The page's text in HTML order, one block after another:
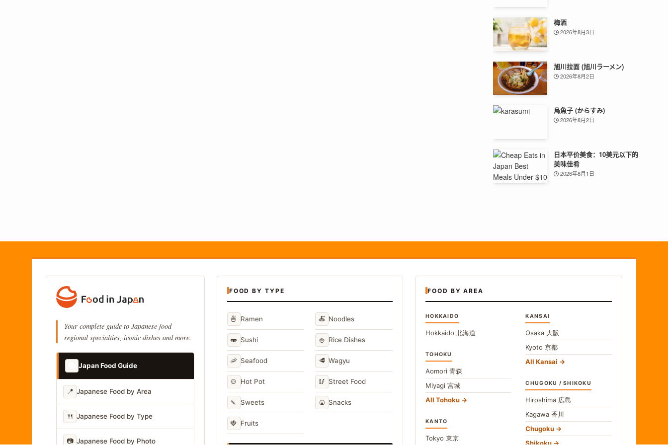
梅酒
2026年8月3日
旭川拉面 (旭川ラーメン)
2026年8月2日
烏魚子 (からすみ)
2026年8月2日
日本平价美食：10美元以下的
美味佳肴
2026年8月1日
Your complete guide to Japanese food
regional specialties, iconic dishes and more.
Japan Food Guide
📍 Japanese Food by Area
🍴 Japanese Food by Type
📷 Japanese Food by Photo
FOOD BY TYPE
🍜 Ramen 🍝 Noodles
🍣 Sushi 🍚 Rice Dishes
🦐 Seafood 🥩 Wagyu
🍲 Hot Pot 🥢 Street Food
🍡 Sweets 🍘 Snacks
🍓 Fruits
FOOD BY AREA
HOKKAIDO
Hokkaido 北海道
TOHOKU
Aomori 青森
Miyagi 宮城
All Tohoku
KANTO
Tokyo 東京
KANSAI
Osaka 大阪
Kyoto京都
All Kansai
CHUGOKU / SHIKOKU
Hiroshima 広島
Kagawa香川
Chugoku
Shikoku